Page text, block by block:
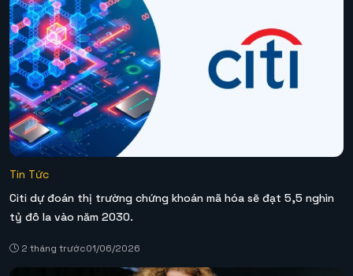
Tin Tức
Citi dự đoán thị trường chứng khoán mã hóa sẽ đạt 5,5 nghìn
tỷ đô la vào năm 2030.
2 tháng trước01/06/2026